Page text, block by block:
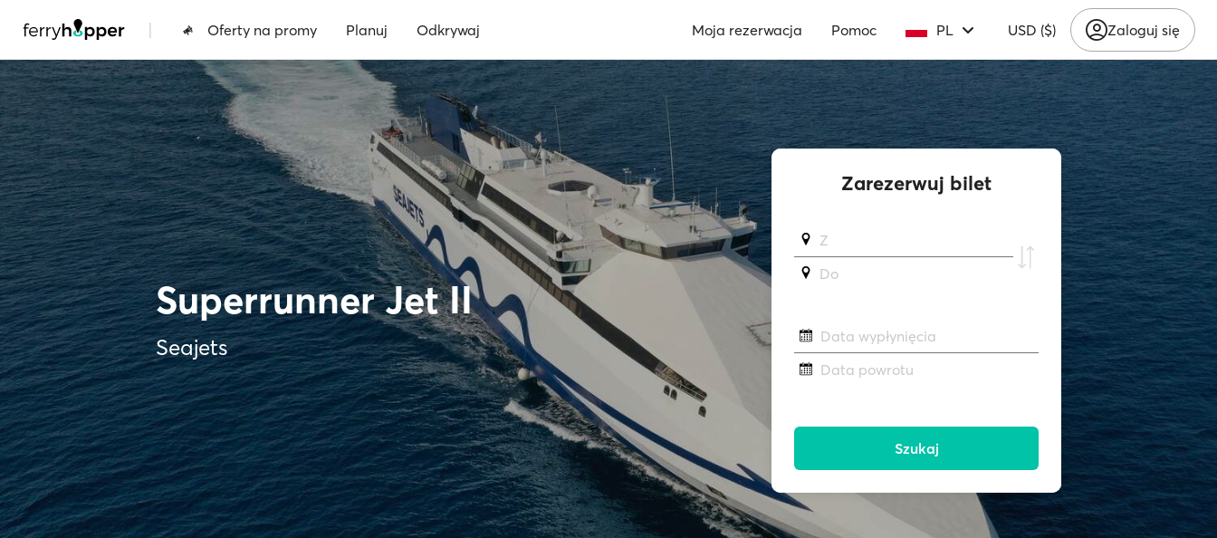
| Oferty na promy Planuj Odkrywaj Moja rezerwacja Pomoc PL USD ($) Zaloguj się
Superrunner Jet II
Seajets
Zarezerwuj bilet
Z
Do
Data wypłynięcia
Data powrotu
Szukaj